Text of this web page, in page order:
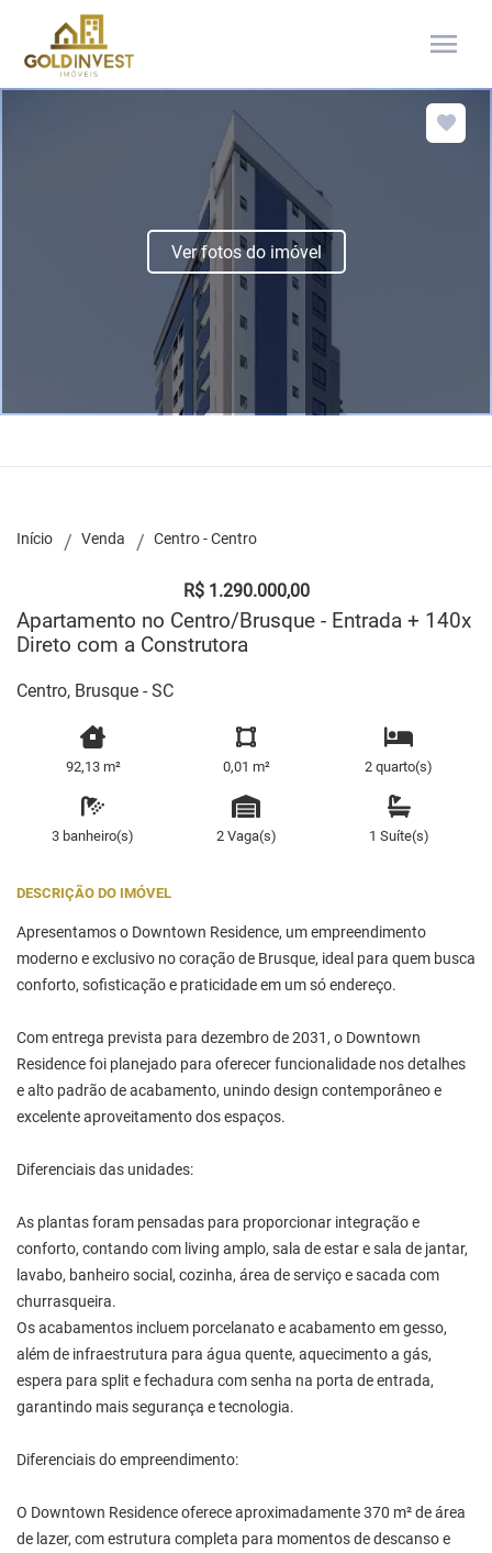
menu
Ver fotos do imóvel
Início Venda Centro - Centro
R$ 1.290.000,00
Apartamento no Centro/Brusque - Entrada + 140x
Direto com a Construtora
Centro, Brusque - SC
92,13 m² 0,01 m² 2 quarto(s)
3 banheiro(s) 2 Vaga(s) 1 Suíte(s)
DESCRIÇÃO DO IMÓVEL
Apresentamos o Downtown Residence, um empreendimento
moderno e exclusivo no coração de Brusque, ideal para quem busca
conforto, sofisticação e praticidade em um só endereço.
Com entrega prevista para dezembro de 2031, o Downtown
Residence foi planejado para oferecer funcionalidade nos detalhes
e alto padrão de acabamento, unindo design contemporâneo e
excelente aproveitamento dos espaços.
Diferenciais das unidades:
As plantas foram pensadas para proporcionar integração e
conforto, contando com living amplo, sala de estar e sala de jantar,
lavabo, banheiro social, cozinha, área de serviço e sacada com
churrasqueira.
Os acabamentos incluem porcelanato e acabamento em gesso,
além de infraestrutura para água quente, aquecimento a gás,
espera para split e fechadura com senha na porta de entrada,
garantindo mais segurança e tecnologia.
Diferenciais do empreendimento:
O Downtown Residence oferece aproximadamente 370 m² de área
de lazer, com estrutura completa para momentos de descanso e